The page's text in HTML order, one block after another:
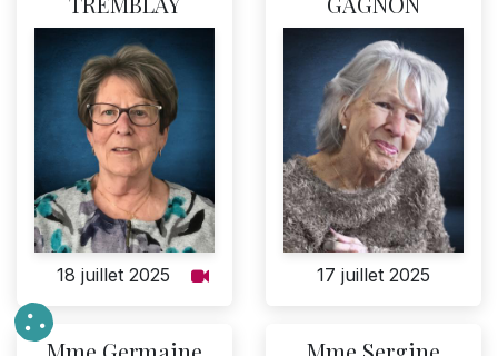
18 juillet 2025 17 juillet 2025